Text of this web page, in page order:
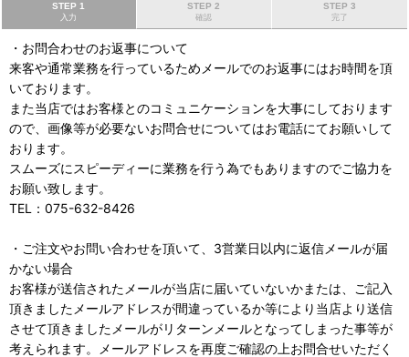
STEP 1
入力
STEP 2
確認
STEP 3
完了
・お問合わせのお返事について
来客や通常業務を行っているためメールでのお返事にはお時間を頂
いております。
また当店ではお客様とのコミュニケーションを大事にしております
ので、画像等が必要ないお問合せについてはお電話にてお願いして
おります。
スムーズにスピーディーに業務を行う為でもありますのでご協力を
お願い致します。
TEL：075-632-8426
・ご注文やお問い合わせを頂いて、3営業日以内に返信メールが届
かない場合
お客様が送信されたメールが当店に届いていないかまたは、ご記入
頂きましたメールアドレスが間違っているか等により当店より送信
させて頂きましたメールがリターンメールとなってしまった事等が
考えられます。メールアドレスを再度ご確認の上お問合せいただく